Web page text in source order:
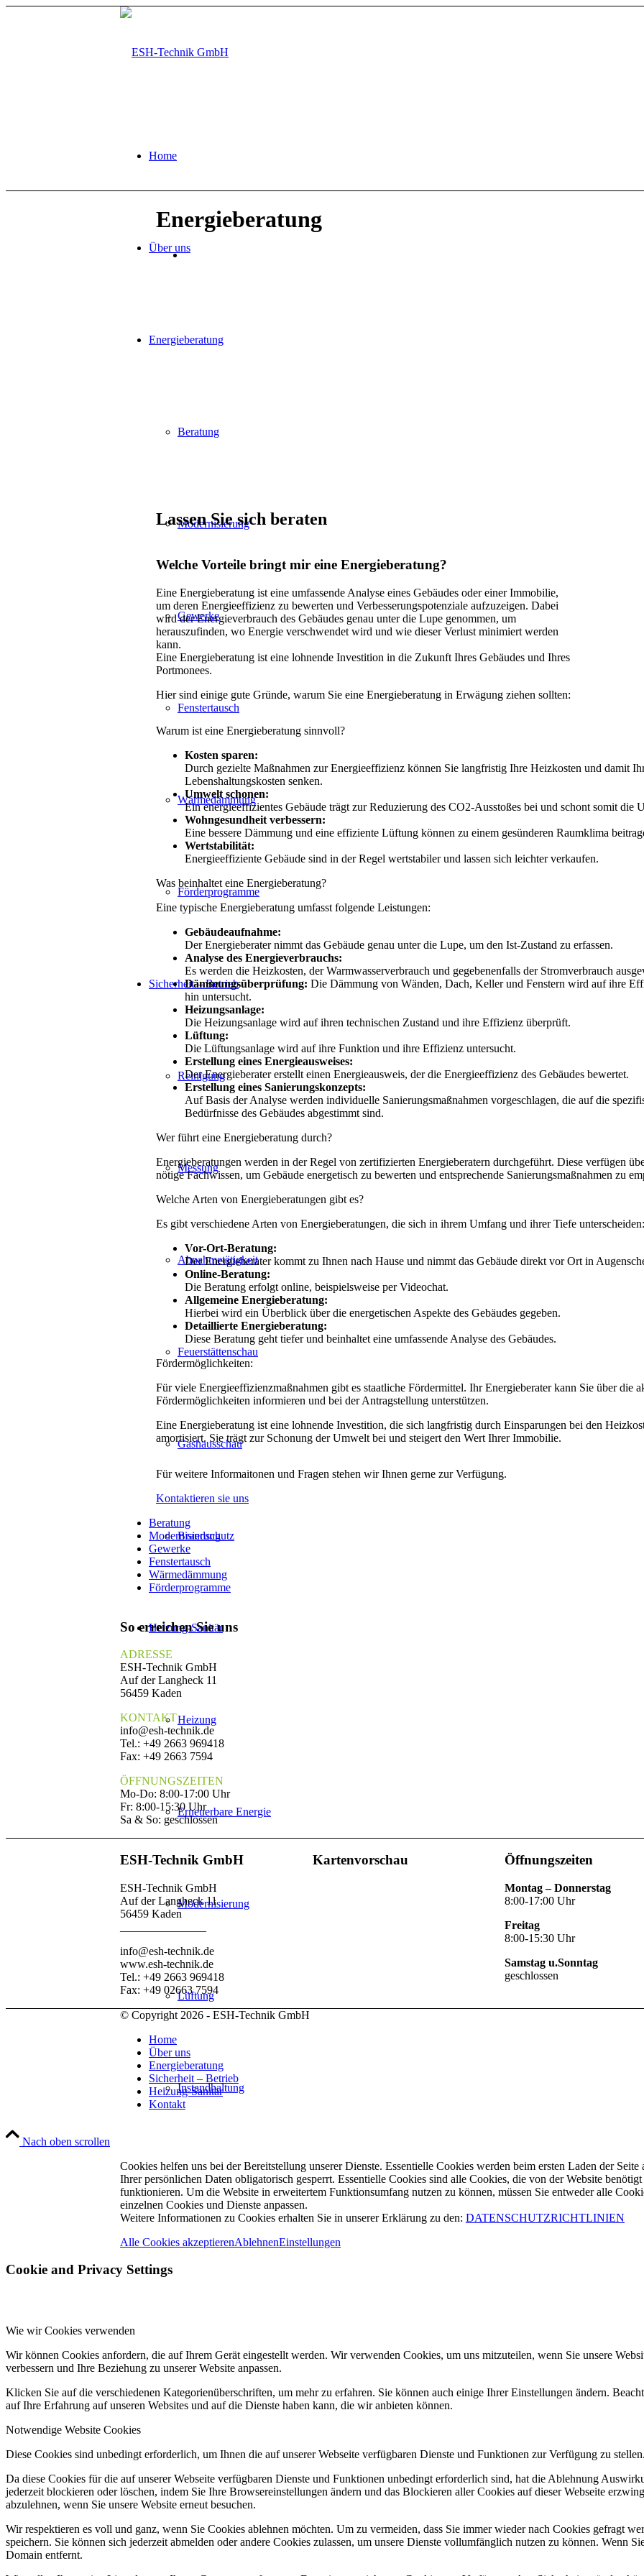
Home
Über uns
Energieberatung
Beratung
Modernisierung
Gewerke
Fenstertausch
Wärmedämmung
Förderprogramme
Sicherheit – Betrieb
Reinigung
Messung
Abnahmetätigkeit
Feuerstättenschau
Gashausschau
Brandschutz
Heizung-Sanitär
Heizung
Erneuerbare Energie
Modernisierung
Lüftung
Instandhaltung
Badsanierung
Kontakt
Suche
Menü Menü
Energieberatung
Lassen Sie sich beraten
Welche Vorteile bringt mir eine Energieberatung?
Eine Energieberatung ist eine umfassende Analyse eines Gebäudes oder einer Immobilie,
um deren Energieeffizienz zu bewerten und Verbesserungspotenziale aufzuzeigen. Dabei
wird der Energieverbrauch des Gebäudes genau unter die Lupe genommen, um
herauszufinden, wo Energie verschwendet wird und wie dieser Verlust minimiert werden
kann.
Eine Energieberatung ist eine lohnende Investition in die Zukunft Ihres Gebäudes und Ihres
Portmonees.
Hier sind einige gute Gründe, warum Sie eine Energieberatung in Erwägung ziehen sollten:
Warum ist eine Energieberatung sinnvoll?
Kosten sparen:
Durch gezielte Maßnahmen zur Energieeffizienz können Sie langfristig Ihre Heizkosten und damit
Lebenshaltungskosten senken.
Umwelt schonen:
Ein energieeffizientes Gebäude trägt zur Reduzierung des CO2-Ausstoßes bei und schont somit die
Wohngesundheit verbessern:
Eine bessere Dämmung und eine effiziente Lüftung können zu einem gesünderen Raumklima
Wertstabilität:
Energieeffiziente Gebäude sind in der Regel wertstabiler und lassen sich leichter verkaufen.
Was beinhaltet eine Energieberatung?
Eine typische Energieberatung umfasst folgende Leistungen:
Gebäudeaufnahme:
Der Energieberater nimmt das Gebäude genau unter die Lupe, um den Ist-Zustand zu erfassen.
Analyse des Energieverbrauchs:
Es werden die Heizkosten, der Warmwasserverbrauch und gegebenenfalls der Stromverbrauch
Dämmungsüberprüfung: Die Dämmung von Wänden, Dach, Keller und Fenstern wird auf ihre
hin untersucht.
Heizungsanlage:
Die Heizungsanlage wird auf ihren technischen Zustand und ihre Effizienz überprüft.
Lüftung:
Die Lüftungsanlage wird auf ihre Funktion und ihre Effizienz untersucht.
Erstellung eines Energieausweises:
Der Energieberater erstellt einen Energieausweis, der die Energieeffizienz des Gebäudes bewertet.
Erstellung eines Sanierungskonzepts:
Auf Basis der Analyse werden individuelle Sanierungsmaßnahmen vorgeschlagen, die auf die
Bedürfnisse des Gebäudes abgestimmt sind.
Wer führt eine Energieberatung durch?
Energieberatungen werden in der Regel von zertifizierten Energieberatern durchgeführt. Diese verfügen
nötige Fachwissen, um Gebäude energetisch zu bewerten und entsprechende Sanierungsmaßnahmen zu
Welche Arten von Energieberatungen gibt es?
Es gibt verschiedene Arten von Energieberatungen, die sich in ihrem Umfang und ihrer Tiefe unterscheiden:
Vor-Ort-Beratung:
Der Energieberater kommt zu Ihnen nach Hause und nimmt das Gebäude direkt vor Ort in
Online-Beratung:
Die Beratung erfolgt online, beispielsweise per Videochat.
Allgemeine Energieberatung:
Hierbei wird ein Überblick über die energetischen Aspekte des Gebäudes gegeben.
Detaillierte Energieberatung:
Diese Beratung geht tiefer und beinhaltet eine umfassende Analyse des Gebäudes.
Fördermöglichkeiten:
Für viele Energieeffizienzmaßnahmen gibt es staatliche Fördermittel. Ihr Energieberater kann Sie über die
Fördermöglichkeiten informieren und bei der Antragstellung unterstützen.
Eine Energieberatung ist eine lohnende Investition, die sich langfristig durch Einsparungen bei den
amortisiert. Sie trägt zur Schonung der Umwelt bei und steigert den Wert Ihrer Immobilie.
Für weitere Informaitonen und Fragen stehen wir Ihnen gerne zur Verfügung.
Kontaktieren sie uns
Beratung
Modernisierung
Gewerke
Fenstertausch
Wärmedämmung
Förderprogramme
So erreichen Sie uns
ADRESSE
ESH-Technik GmbH
Auf der Langheck 11
56459 Kaden
KONTAKT
info@esh-technik.de
Tel.: +49 2663 969418
Fax: +49 2663 7594
ÖFFNUNGSZEITEN
Mo-Do: 8:00-17:00 Uhr
Fr: 8:00-15:30 Uhr
Sa & So: geschlossen
ESH-Technik GmbH
ESH-Technik GmbH
Auf der Langheck 11
56459 Kaden
info@esh-technik.de
www.esh-technik.de
Tel.: +49 2663 969418
Fax: +49 02663 7594
Kartenvorschau Öffnungszeiten
Montag – Donnerstag
8:00-17:00 Uhr
Freitag
8:00-15:30 Uhr
Samstag u.Sonntag
geschlossen
© Copyright 2026 - ESH-Technik GmbH
Home
Über uns
Energieberatung
Sicherheit – Betrieb
Heizung-Sanitär
Kontakt
Nach oben scrollen
Cookies helfen uns bei der Bereitstellung unserer Dienste. Essentielle Cookies werden beim ersten Laden der
Ihrer persönlichen Daten obligatorisch gesperrt. Essentielle Cookies sind alle Cookies, die von der Website
funktionieren. Um die Website in erweitertem Funktionsumfang nutzen zu können, müssen Sie entweder alle
einzelnen Cookies und Dienste anpassen.
Weitere Informationen zu Cookies erhalten Sie in unserer Erklärung zu den: DATENSCHUTZRICHTLINIEN
Alle Cookies akzeptierenAblehnenEinstellungen
Cookie and Privacy Settings
Wie wir Cookies verwenden
Wir können Cookies anfordern, die auf Ihrem Gerät eingestellt werden. Wir verwenden Cookies, um uns mitzuteilen, wenn Sie unsere
verbessern und Ihre Beziehung zu unserer Website anpassen.
Klicken Sie auf die verschiedenen Kategorienüberschriften, um mehr zu erfahren. Sie können auch einige Ihrer Einstellungen ändern.
auf Ihre Erfahrung auf unseren Websites und auf die Dienste haben kann, die wir anbieten können.
Notwendige Website Cookies
Diese Cookies sind unbedingt erforderlich, um Ihnen die auf unserer Webseite verfügbaren Dienste und Funktionen zur Verfügung zu stellen.
Da diese Cookies für die auf unserer Webseite verfügbaren Dienste und Funktionen unbedingt erforderlich sind, hat die Ablehnung
jederzeit blockieren oder löschen, indem Sie Ihre Browsereinstellungen ändern und das Blockieren aller Cookies auf dieser Webseite
abzulehnen, wenn Sie unsere Website erneut besuchen.
Wir respektieren es voll und ganz, wenn Sie Cookies ablehnen möchten. Um zu vermeiden, dass Sie immer wieder nach Cookies gefragt
speichern. Sie können sich jederzeit abmelden oder andere Cookies zulassen, um unsere Dienste vollumfänglich nutzen zu können. Wenn
Domain entfernt.